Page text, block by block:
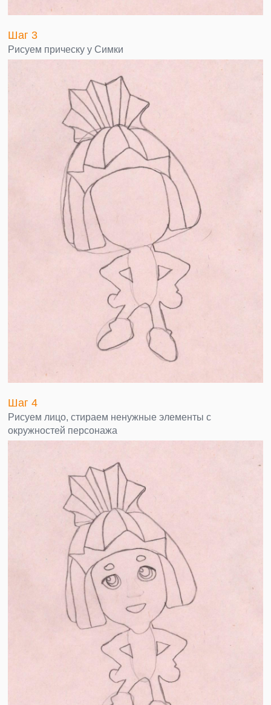
Шаг 3
Рисуем прическу у Симки
Шаг 4
Рисуем лицо, стираем ненужные элементы с
окружностей персонажа